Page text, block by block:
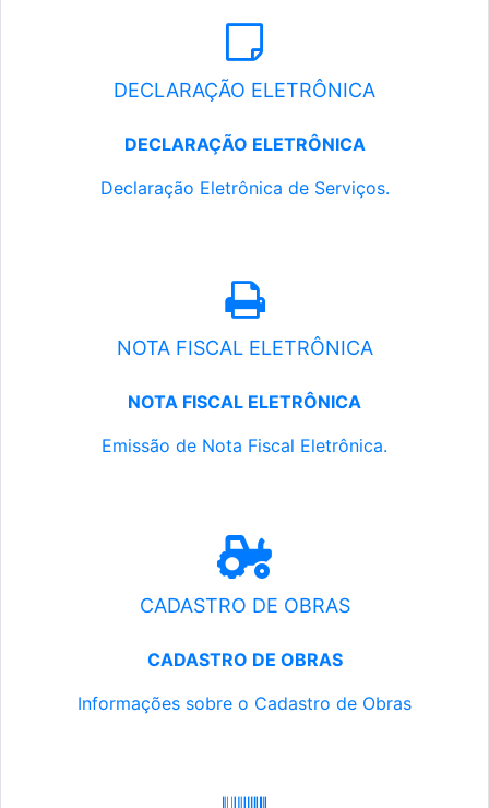
DECLARAÇÃO ELETRÔNICA
DECLARAÇÃO ELETRÔNICA
Declaração Eletrônica de Serviços.
NOTA FISCAL ELETRÔNICA
NOTA FISCAL ELETRÔNICA
Emissão de Nota Fiscal Eletrônica.
CADASTRO DE OBRAS
CADASTRO DE OBRAS
Informações sobre o Cadastro de Obras